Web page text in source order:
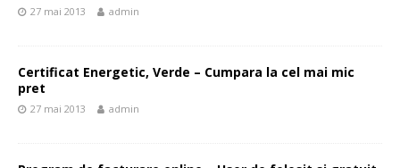
27 mai 2013 admin
Certificat Energetic, Verde – Cumpara la cel mai mic
pret
27 mai 2013 admin